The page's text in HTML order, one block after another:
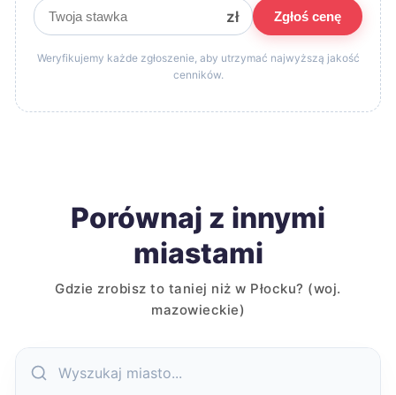
zł Zgłoś cenę
Weryfikujemy każde zgłoszenie, aby utrzymać najwyższą jakość
cenników.
Porównaj z innymi
miastami
Gdzie zrobisz to taniej niż w Płocku? (woj.
mazowieckie)